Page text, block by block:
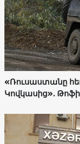
«Ռուսաստանը
Կովկասից»․